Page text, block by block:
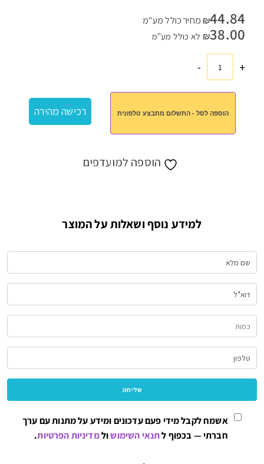
₪44.84
מחיר כולל מע"מ
₪38.00 לא כולל מע"מ
+כמות
מלבן
חשיבה
-
הוספה לסל - התשלום מתבצע טלפונית רכישה מהירה
הוספה למועדפים
למידע נוסף ושאלות על המוצר
אשמח לקבל מידי פעם עדכונים ומידע על מתנות עם ערך
חברתי — בכפוף לתנאי השימושולמדיניות הפרטיות.